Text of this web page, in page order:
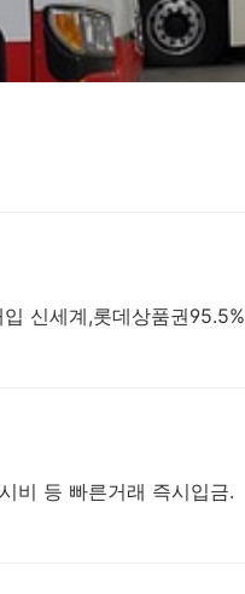
신세계,롯데상품권95.5%
비 등 빠른거래 즉시입금.